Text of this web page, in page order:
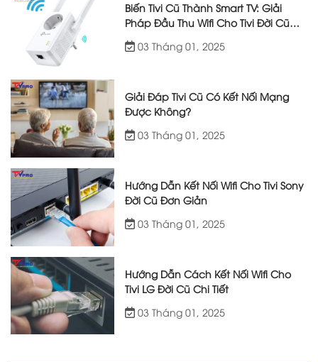
Biến Tivi Cũ Thành Smart TV: Giải
Pháp Đầu Thu Wifi Cho Tivi Đời Cũ
Hiệu Quả
03 Tháng 01, 2025
Giải Đáp Tivi Cũ Có Kết Nối Mạng
Được Không?
03 Tháng 01, 2025
Hướng Dẫn Kết Nối Wifi Cho Tivi Sony
Đời Cũ Đơn Giản
03 Tháng 01, 2025
Hướng Dẫn Cách Kết Nối Wifi Cho
Tivi LG Đời Cũ Chi Tiết
03 Tháng 01, 2025